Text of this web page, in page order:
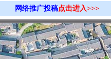
网络推广投稿点击进入>>>